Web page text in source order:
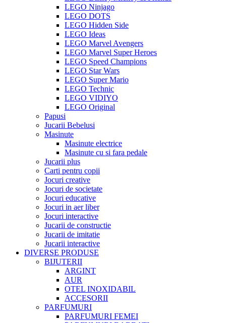
LEGO Ninjago
LEGO DOTS
LEGO Hidden Side
LEGO Ideas
LEGO Marvel Avengers
LEGO Marvel Super Heroes
LEGO Speed Champions
LEGO Star Wars
LEGO Super Mario
LEGO Technic
LEGO VIDIYO
LEGO Original
Papusi
Jucarii Bebelusi
Masinute
Masinute electrice
Masinute cu si fara pedale
Jucarii plus
Carti pentru copii
Jocuri creative
Jocuri de societate
Jocuri educative
Jocuri in aer liber
Jocuri interactive
Jucarii de constructie
Jucarii de imitatie
Jucarii interactive
DIVERSE PRODUSE
BIJUTERII
ARGINT
AUR
OTEL INOXIDABIL
ACCESORII
PARFUMURI
PARFUMURI FEMEI